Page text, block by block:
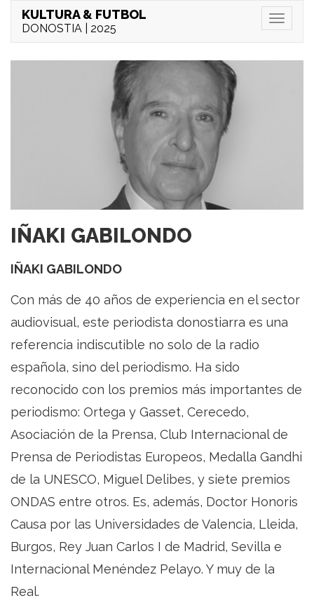
Menu
KULTURA & FUTBOL
DONOSTIA | 2025
IÑAKI GABILONDO
IÑAKI GABILONDO
Con más de 40 años de experiencia en el sector
audiovisual, este periodista donostiarra es una
referencia indiscutible no solo de la radio
española, sino del periodismo. Ha sido
reconocido con los premios más importantes de
periodismo: Ortega y Gasset, Cerecedo,
Asociación de la Prensa, Club Internacional de
Prensa de Periodistas Europeos, Medalla Gandhi
de la UNESCO, Miguel Delibes, y siete premios
ONDAS entre otros. Es, además, Doctor Honoris
Causa por las Universidades de Valencia, Lleida,
Burgos, Rey Juan Carlos I de Madrid, Sevilla e
Internacional Menéndez Pelayo. Y muy de la
Real.